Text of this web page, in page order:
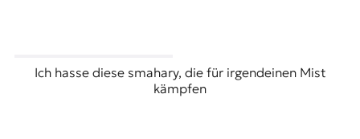
Ich hasse diese smahary, die für irgendeinen Mist
kämpfen